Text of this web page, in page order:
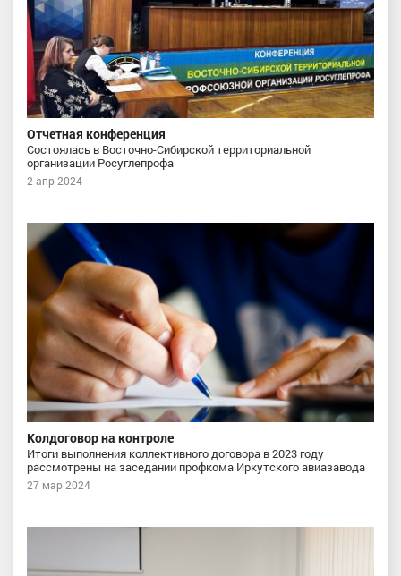
Отчетная конференция
Состоялась в Восточно-Сибирской территориальной
организации Росуглепрофа
2 апр 2024
Колдоговор на контроле
Итоги выполнения коллективного договора в 2023 году
рассмотрены на заседании профкома Иркутского авиазавода
27 мар 2024